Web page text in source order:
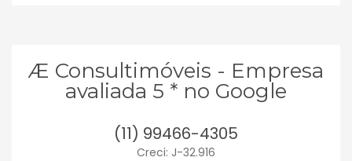
Æ Consultimóveis - Empresa
avaliada 5 * no Google
(11) 99466-4305
Creci: J-32.916